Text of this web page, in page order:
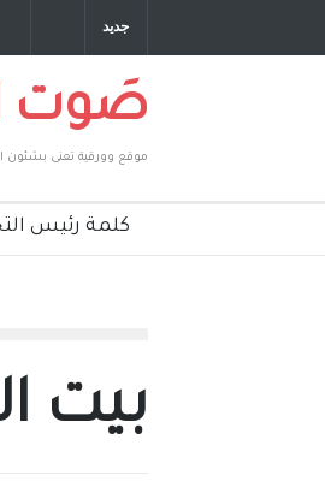
جديد
طاحنة كتب وترافع فيها بنفسه مرة اخرى..
صَوت
موقع وورقية تعنى بشئون
كلمة رئيس
بيت